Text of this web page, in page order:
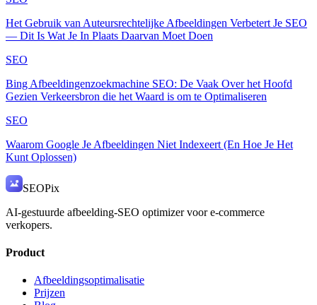
Het Gebruik van Auteursrechtelijke Afbeeldingen Verbetert Je SEO
— Dit Is Wat Je In Plaats Daarvan Moet Doen
SEO
Bing Afbeeldingenzoekmachine SEO: De Vaak Over het Hoofd
Gezien Verkeersbron die het Waard is om te Optimaliseren
SEO
Waarom Google Je Afbeeldingen Niet Indexeert (En Hoe Je Het
Kunt Oplossen)
SEOPix
AI-gestuurde afbeelding-SEO optimizer voor e-commerce
verkopers.
Product
Afbeeldingsoptimalisatie
Prijzen